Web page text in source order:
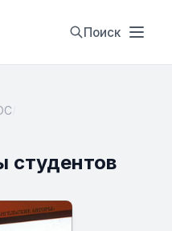
Поиск
студентов